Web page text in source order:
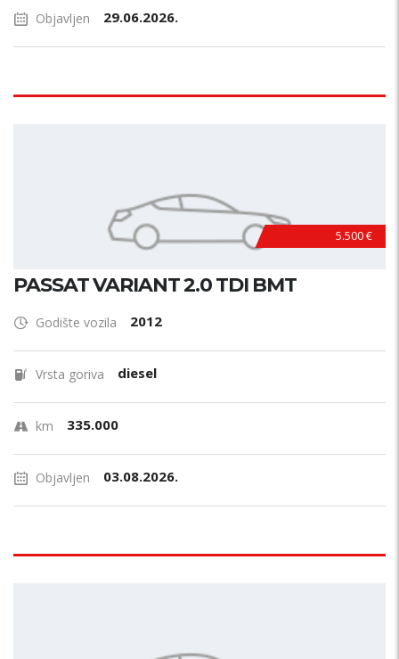
Objavljen 29.06.2026.
5.500 €
PASSAT VARIANT 2.0 TDI BMT
Godište vozila 2012
Vrsta goriva diesel
km 335.000
Objavljen 03.08.2026.